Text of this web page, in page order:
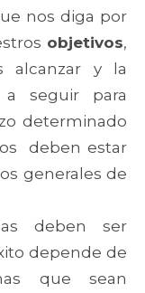
nos diga por
objetivos,
alcanzar y la
a seguir para
determinado
deben estar
generales de
deben ser
depende de
que sean